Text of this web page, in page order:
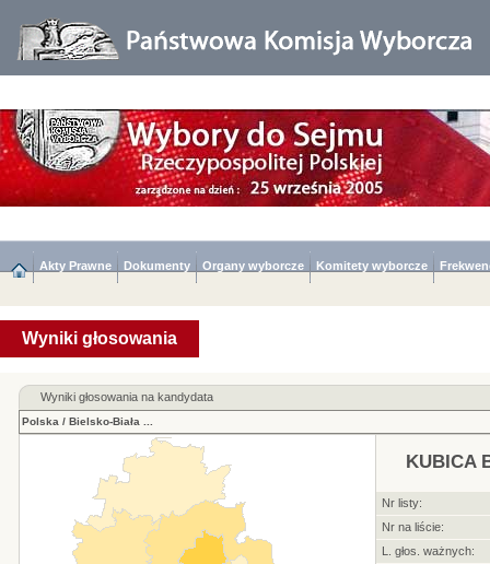
Akty Prawne Dokumenty Organy wyborcze Komitety wyborcze
Wyniki głosowania
Wyniki głosowania na kandydata
Polska / Bielsko-Biała
KUBICA
Nr listy:
Nr na liście:
L. głos. ważnych: